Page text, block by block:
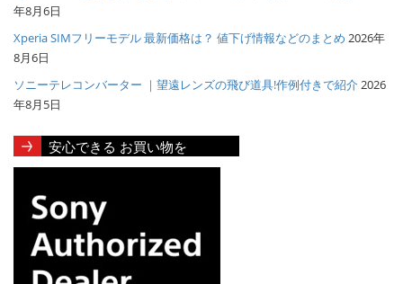
年8月6日
Xperia SIMフリーモデル 最新価格は？ 値下げ情報などのまとめ 2026年
8月6日
ソニーテレコンバーター ｜望遠レンズの飛び道具!作例付きで紹介2026
年8月5日
安心できる お買い物を